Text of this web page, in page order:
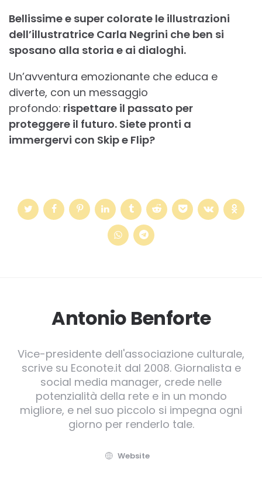
Bellissime e super colorate le illustrazioni
dell’illustratrice Carla Negrini che ben si
sposano alla storia e ai dialoghi.
Un’avventura emozionante che educa e
diverte, con un messaggio
profondo: rispettare il passato per
proteggere il futuro. Siete pronti a
immergervi con Skip e Flip?
Antonio Benforte
Vice-presidente dell'associazione culturale,
scrive su Econote.it dal 2008. Giornalista e
social media manager, crede nelle
potenzialità della rete e in un mondo
migliore, e nel suo piccolo si impegna ogni
giorno per renderlo tale.
Website